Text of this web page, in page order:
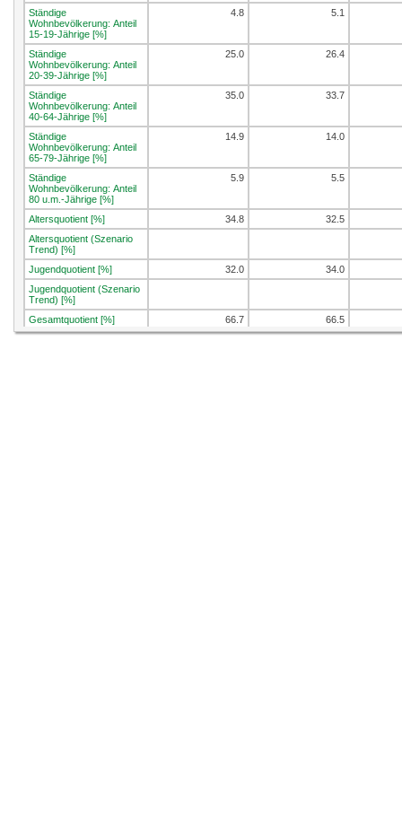
Ständige
Wohnbevölkerung: Anteil
15-19-Jährige [%]
4.8 5.1
Ständige
Wohnbevölkerung: Anteil
20-39-Jährige [%]
25.0 26.4
Ständige
Wohnbevölkerung: Anteil
40-64-Jährige [%]
35.0 33.7
Ständige
Wohnbevölkerung: Anteil
65-79-Jährige [%]
14.9 14.0
Ständige
Wohnbevölkerung: Anteil
80 u.m.-Jährige [%]
5.9 5.5
Altersquotient [%] 34.8
32.5
Altersquotient (Szenario
Trend) [%]
Jugendquotient [%]
32.0
34.0
Jugendquotient (Szenario
Trend) [%]
Gesamtquotient [%]
66.7
66.5